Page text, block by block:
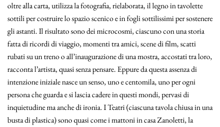
oltre alla carta, utilizza la fotografia, rielaborata, il legno in tavolette
sottili per costruire lo spazio scenico e in fogli sottilissimi per sostenere
gli astanti. Il risultato sono dei microcosmi, ciascuno con una storia
fatta di ricordi di viaggio, momenti tra amici, scene di film, scatti
rubati su un treno o all’inaugurazione di una mostra, accostati tra loro,
racconta l’artista, quasi senza pensare. Eppure da questa assenza di
intenzione iniziale nasce un senso, uno e centomila, uno per ogni
persona che guarda e si lascia cadere in questi mondi, pervasi di
inquietudine ma anche di ironia. I Teatri (ciascuna tavola chiusa in una
busta di plastica) sono quasi come i mattoni in casa Zanoletti, la